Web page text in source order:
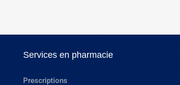
Services en pharmacie
Prescriptions